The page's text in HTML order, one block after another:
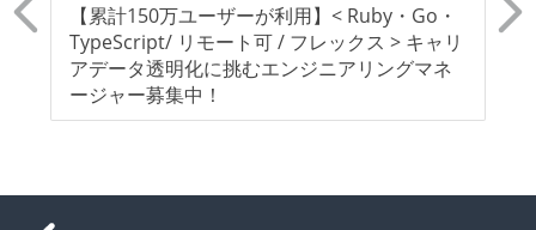
【累計150万ユーザーが利用】< Ruby・Go・
TypeScript/ リモート可 / フレックス > キャリ
アデータ透明化に挑むエンジニアリングマネ
ージャー募集中！